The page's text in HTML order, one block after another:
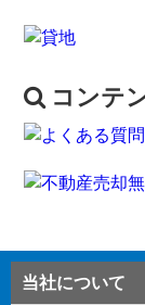
コンテ
当社について